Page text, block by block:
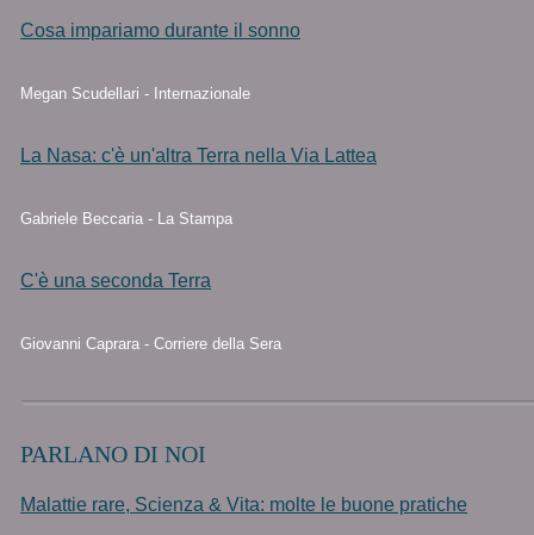
Cosa impariamo durante il sonno
Megan Scudellari - Internazionale
La Nasa: c'è un'altra Terra nella Via Lattea
Gabriele Beccaria - La Stampa
C'è una seconda Terra
Giovanni Caprara - Corriere della Sera
PARLANO DI NOI
Malattie rare, Scienza & Vita: molte le buone pratiche